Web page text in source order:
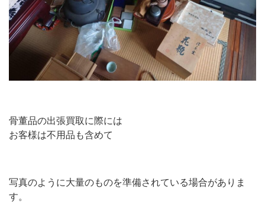
骨董品の出張買取に際には
お客様は不用品も含めて
写真のように大量のものを準備されている場合がありま
す。